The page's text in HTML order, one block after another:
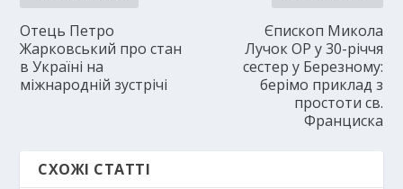
Отець Петро
Жарковський про стан
в Україні на
міжнародній зустрічі
Єпископ Микола
Лучок OP у 30-річчя
сестер у Березному:
берімо приклад з
простоти св.
Франциска
СХОЖІ СТАТТІ